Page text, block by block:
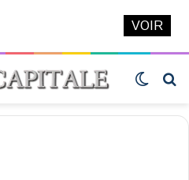
Switch
VOIR